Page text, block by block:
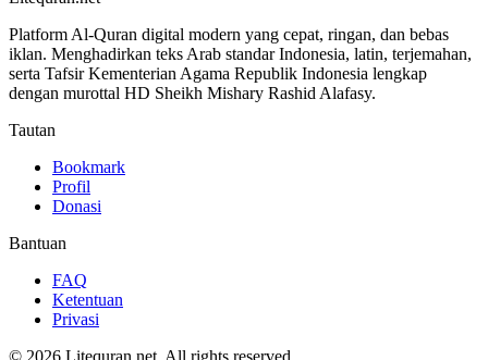
Platform Al-Quran digital modern yang cepat, ringan, dan bebas
iklan. Menghadirkan teks Arab standar Indonesia, latin, terjemahan,
serta Tafsir Kementerian Agama Republik Indonesia lengkap
dengan murottal HD Sheikh Mishary Rashid Alafasy.
Tautan
Bookmark
Profil
Donasi
Bantuan
FAQ
Ketentuan
Privasi
© 2026 Litequran.net. All rights reserved.